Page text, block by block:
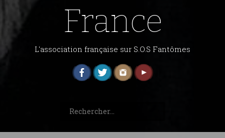
France
L'association française sur S.O.S Fantômes
Rechercher :